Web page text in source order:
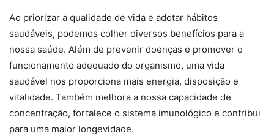
Ao priorizar a qualidade de vida e adotar hábitos
saudáveis, podemos colher diversos benefícios para a
nossa saúde. Além de prevenir doenças e promover o
funcionamento adequado do organismo, uma vida
saudável nos proporciona mais energia, disposição e
vitalidade. Também melhora a nossa capacidade de
concentração, fortalece o sistema imunológico e contribui
para uma maior longevidade.